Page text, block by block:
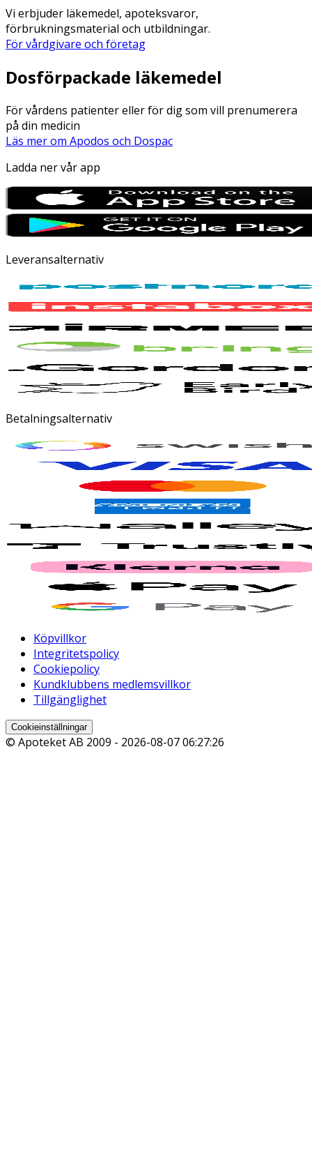
Vi erbjuder läkemedel, apoteksvaror,
förbrukningsmaterial och utbildningar.
För vårdgivare och företag
Dosförpackade läkemedel
För vårdens patienter eller för dig som vill prenumerera
på din medicin
Läs mer om Apodos och Dospac
Ladda ner vår app
Leveransalternativ
Betalningsalternativ
Köpvillkor
Integritetspolicy
Cookiepolicy
Kundklubbens medlemsvillkor
Tillgänglighet
Cookieinställningar
© Apoteket AB 2009 - 2026-08-07 06:27:26